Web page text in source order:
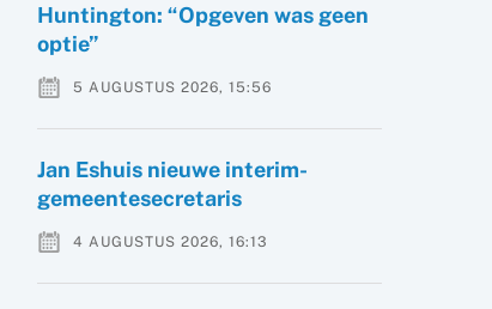
Huntington: “Opgeven was geen
optie”
5 AUGUSTUS 2026, 15:56
Jan Eshuis nieuwe interim-
gemeentesecretaris
4 AUGUSTUS 2026, 16:13